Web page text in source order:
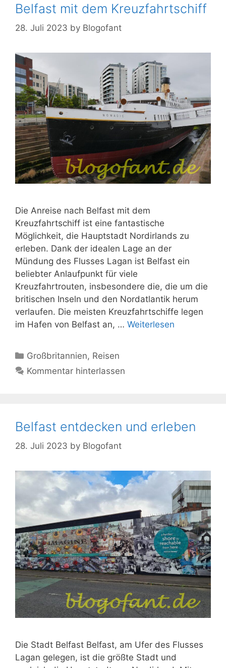
Belfast mit dem Kreuzfahrtschiff
28. Juli 2023 by Blogofant
Die Anreise nach Belfast mit dem
Kreuzfahrtschiff ist eine fantastische
Möglichkeit, die Hauptstadt Nordirlands zu
erleben. Dank der idealen Lage an der
Mündung des Flusses Lagan ist Belfast ein
beliebter Anlaufpunkt für viele
Kreuzfahrtrouten, insbesondere die, die um die
britischen Inseln und den Nordatlantik herum
verlaufen. Die meisten Kreuzfahrtschiffe legen
im Hafen von Belfast an, … Weiterlesen
Kategorien
Großbritannien, Reisen
Kommentar hinterlassen
Belfast entdecken und erleben
28. Juli 2023 by Blogofant
Die Stadt Belfast Belfast, am Ufer des Flusses
Lagan gelegen, ist die größte Stadt und